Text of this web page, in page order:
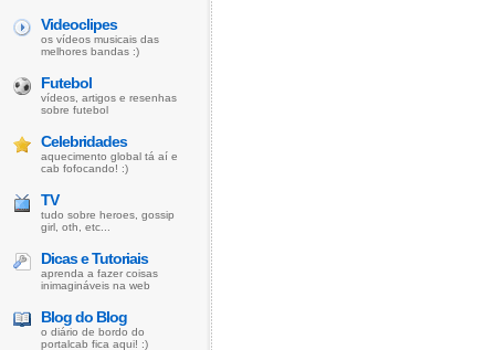
Videoclipes
os vídeos musicais das
melhores bandas :)
Futebol
vídeos, artigos e resenhas
sobre futebol
Celebridades
aquecimento global tá aí e
cab fofocando! :)
TV
tudo sobre heroes, gossip
girl, oth, etc...
Dicas e Tutoriais
aprenda a fazer coisas
inimagináveis na web
Blog do Blog
o diário de bordo do
portalcab fica aqui! :)